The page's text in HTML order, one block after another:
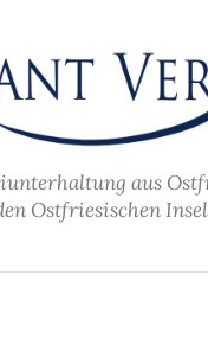
aus
Ostfriesischen